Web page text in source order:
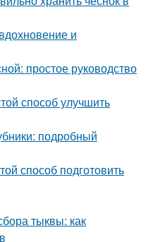
и
простое руководство
способ улучшить
подробный
способ подготовить
тыквы: как